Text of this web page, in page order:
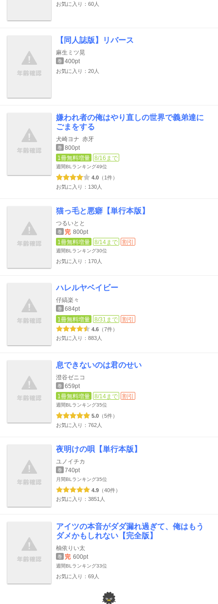
お気に入り：60人
【同人誌版】リバース
麻生ミツ晃
巻 400pt
お気に入り：20人
嫌われ者の俺はやり直しの世界で義弟達に
ごまをする
犬崎ヨナ 赤牙
巻 800pt
1冊無料増量
8/16まで
週間BLランキング49位
4.0 （1件）
お気に入り：130人
猫っ毛と悪癖【単行本版】
つるいとと
巻 完 800pt
1冊無料増量
8/14まで 割引
週間BLランキング30位
お気に入り：170人
ハレルヤベイビー
仔縞楽々
巻 684pt
1冊無料増量
8/31まで 割引
4.6 （7件）
お気に入り：883人
息できないのは君のせい
澄谷ゼニコ
巻 659pt
1冊無料増量
8/14まで 割引
週間BLランキング35位
5.0 （5件）
お気に入り：762人
夜明けの唄【単行本版】
ユノイチカ
巻 740pt
月間BLランキング35位
4.9 （40件）
お気に入り：3851人
アイツの本音がダダ漏れ過ぎて、俺はもう
ダメかもしれない【完全版】
柚依りい太
巻 完 600pt
週間BLランキング33位
お気に入り：69人